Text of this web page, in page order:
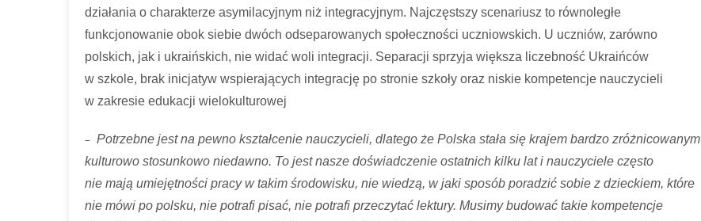
działania o charakterze asymilacyjnym niż integracyjnym. Najczęstszy scenariusz to równoległe
funkcjonowanie obok siebie dwóch odseparowanych społeczności uczniowskich. U uczniów, zarówno
polskich, jak i ukraińskich, nie widać woli integracji. Separacji sprzyja większa liczebność Ukraińców
w szkole, brak inicjatyw wspierających integrację po stronie szkoły oraz niskie kompetencje nauczycieli
w zakresie edukacji wielokulturowej
– Potrzebne jest na pewno kształcenie nauczycieli, dlatego że Polska stała się krajem bardzo zróżnicowanym
kulturowo stosunkowo niedawno. To jest nasze doświadczenie ostatnich kilku lat i nauczyciele często
nie mają umiejętności pracy w takim środowisku, nie wiedzą, w jaki sposób poradzić sobie z dzieckiem, które
nie mówi po polsku, nie potrafi pisać, nie potrafi przeczytać lektury. Musimy budować takie kompetencje